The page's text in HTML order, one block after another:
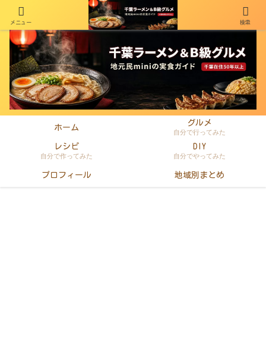
千葉在住50年以上のminiがラーメン・町中華・B級グルメを本音レビュー
ホーム
グルメ
自分で行ってみた
レシピ
自分で作ってみた
DIY
自分でやってみた
プロフィール 地域別まとめ
メニュー 検索